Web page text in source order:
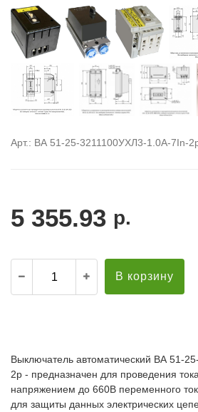
Арт.: ВА 51-25-3211100УХЛ3-1.0А-7In-
5 355.93 р.
В корзину
Выключатель автоматический ВА 51-
2р - предназначен для проведения
напряжением до 660В переменного
для защиты данных электрических